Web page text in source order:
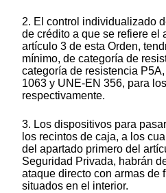
2. El control individualizado
de crédito a que se refiere el
artículo 3 de esta Orden,
mínimo, de categoría de
categoría de resistencia
1063 y UNE-EN 356, para
respectivamente.
3. Los dispositivos para
los recintos de caja, a los
del apartado primero del
Seguridad Privada, habrán
ataque directo con armas de
situados en el interior.